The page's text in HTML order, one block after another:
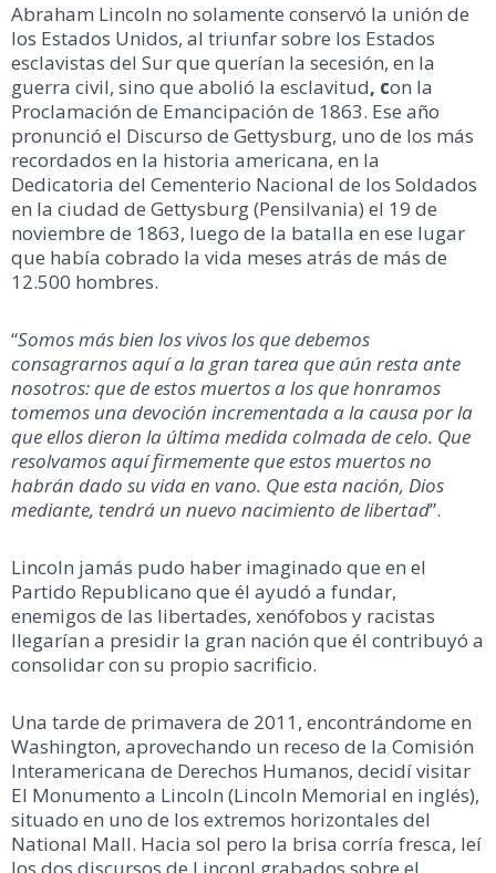
Abraham Lincoln no solamente conservó la unión de
los Estados Unidos, al triunfar sobre los Estados
esclavistas del Sur que querían la secesión, en la
guerra civil, sino que abolió la esclavitud, con la
Proclamación de Emancipación de 1863. Ese año
pronunció el Discurso de Gettysburg, uno de los más
recordados en la historia americana, en la
Dedicatoria del Cementerio Nacional de los Soldados
en la ciudad de Gettysburg (Pensilvania) el 19 de
noviembre de 1863, luego de la batalla en ese lugar
que había cobrado la vida meses atrás de más de
12.500 hombres.
“Somos más bien los vivos los que debemos
consagrarnos aquí a la gran tarea que aún resta ante
nosotros: que de estos muertos a los que honramos
tomemos una devoción incrementada a la causa por la
que ellos dieron la última medida colmada de celo. Que
resolvamos aquí firmemente que estos muertos no
habrán dado su vida en vano. Que esta nación, Dios
mediante, tendrá un nuevo nacimiento de libertad”.
Lincoln jamás pudo haber imaginado que en el
Partido Republicano que él ayudó a fundar,
enemigos de las libertades, xenófobos y racistas
llegarían a presidir la gran nación que él contribuyó a
consolidar con su propio sacrificio.
Una tarde de primavera de 2011, encontrándome en
Washington, aprovechando un receso de la Comisión
Interamericana de Derechos Humanos, decidí visitar
El Monumento a Lincoln (Lincoln Memorial en inglés),
situado en uno de los extremos horizontales del
National Mall. Hacia sol pero la brisa corría fresca, leí
los dos discursos de Linconl grabados sobre el